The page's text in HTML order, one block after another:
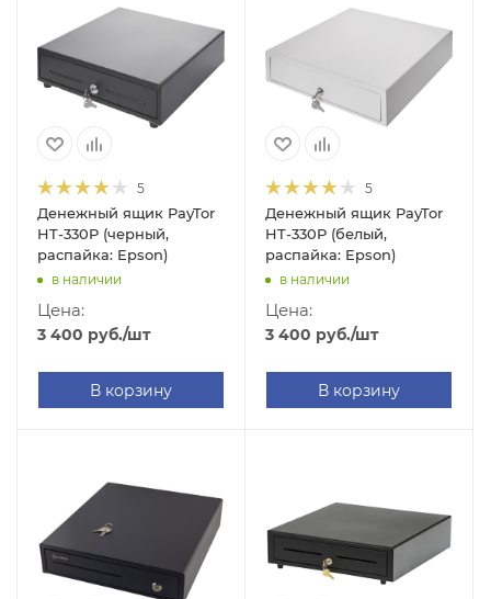
5
Денежный ящик PayTor
HT-330P (черный,
распайка: Epson)
в наличии
Цена:
3 400 руб./шт
В корзину
5
Денежный ящик PayTor
HT-330P (белый,
распайка: Epson)
в наличии
Цена:
3 400 руб./шт
В корзину